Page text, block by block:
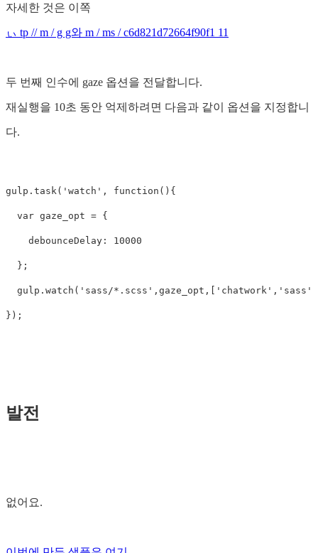
자세한 것은 이쪽
ぃ tp // m / g g와 m / ms / c6d821d72664f90f1 11
두 번째 인수에 gaze 옵션을 전달합니다.
재실행을 10초 동안 억제하려면 다음과 같이 옵션을 지정합니
다.
gulp . task ( 'watch' , function (){
var gaze_opt = {
debounceDelay: 10000
};
gulp . watch ( 'sass/*.scss' , gaze_opt ,[ 'chatwork' , 'sass'
});
발전
없어요.